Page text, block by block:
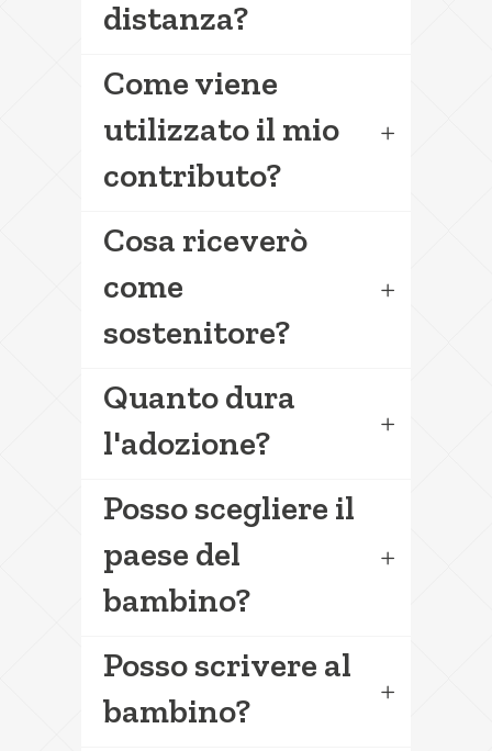
distanza?
Come viene
utilizzato il mio
contributo?
Cosa riceverò
come
sostenitore?
Quanto dura
l'adozione?
Posso scegliere il
paese del
bambino?
Posso scrivere al
bambino?